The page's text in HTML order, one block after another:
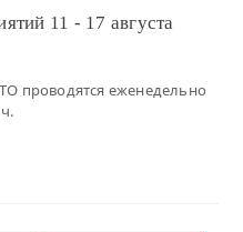
11 - 17 августа
проводятся еженедельно